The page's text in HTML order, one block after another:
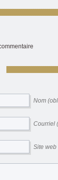
Nom
Courriel
Site web